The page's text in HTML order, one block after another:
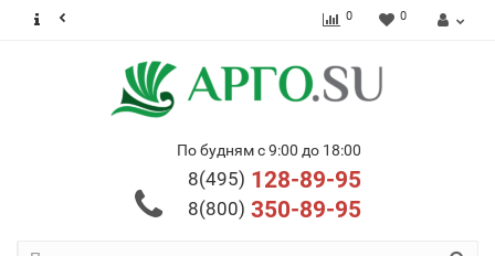
0 0
По будням с 9:00 до 18:00
8(495) 128-89-95
8(800) 350-89-95